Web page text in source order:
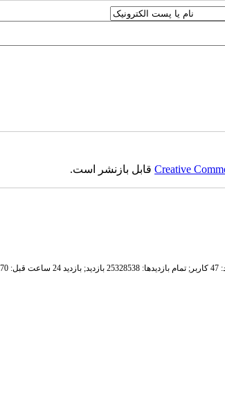
Creativeقابل بازنشر است.
تمام بازدید‌ها: 25328538 بازدید; بازدید 24 ساعت قبل: 4870 بازدید